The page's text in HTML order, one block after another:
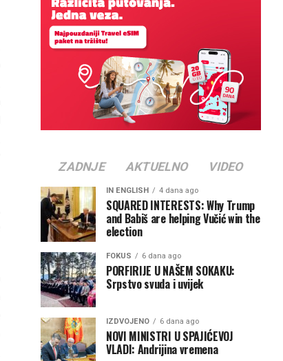
ZADNJE AKTUELNO VIDEO
IN ENGLISH 4 dana ago
SQUARED INTERESTS: Why Trump
and Babiš are helping Vučić win the
election
FOKUS 6 dana ago
PORFIRIJE U NAŠEM SOKAKU:
Srpstvo svuda i uvijek
IZDVOJENO 6 dana ago
NOVI MINISTRI U SPAJIĆEVOJ
VLADI: Andrijina vremena